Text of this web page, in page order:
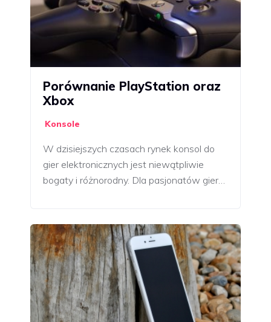
Porównanie PlayStation oraz
Xbox
Konsole
W dzisiejszych czasach rynek konsol do
gier elektronicznych jest niewątpliwie
bogaty i różnorodny. Dla pasjonatów gier…